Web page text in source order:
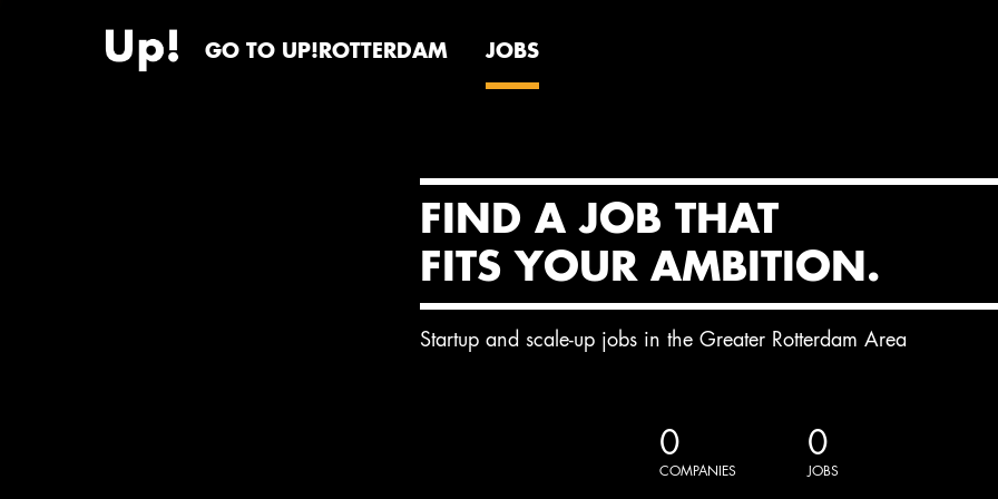
GO TO UP!ROTTERDAM JOBS
FIND A JOB THAT
FITS YOUR AMBITION.
Startup and scale-up jobs in the Greater Rotterdam Area
0
COMPANIES
0
JOBS